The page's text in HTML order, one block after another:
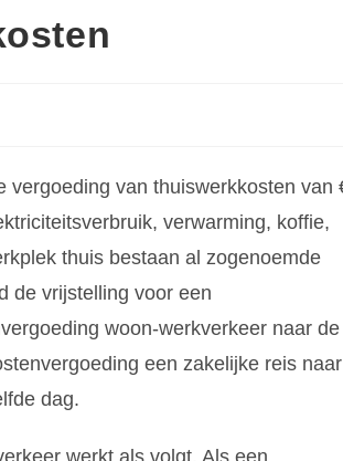
vergoeding van thuiswerkkosten van
verwarming, koffie,
thuis bestaan al zogenoemde
de vrijstelling voor een
woon-werkverkeer naar de
een zakelijke reis naar
dag.